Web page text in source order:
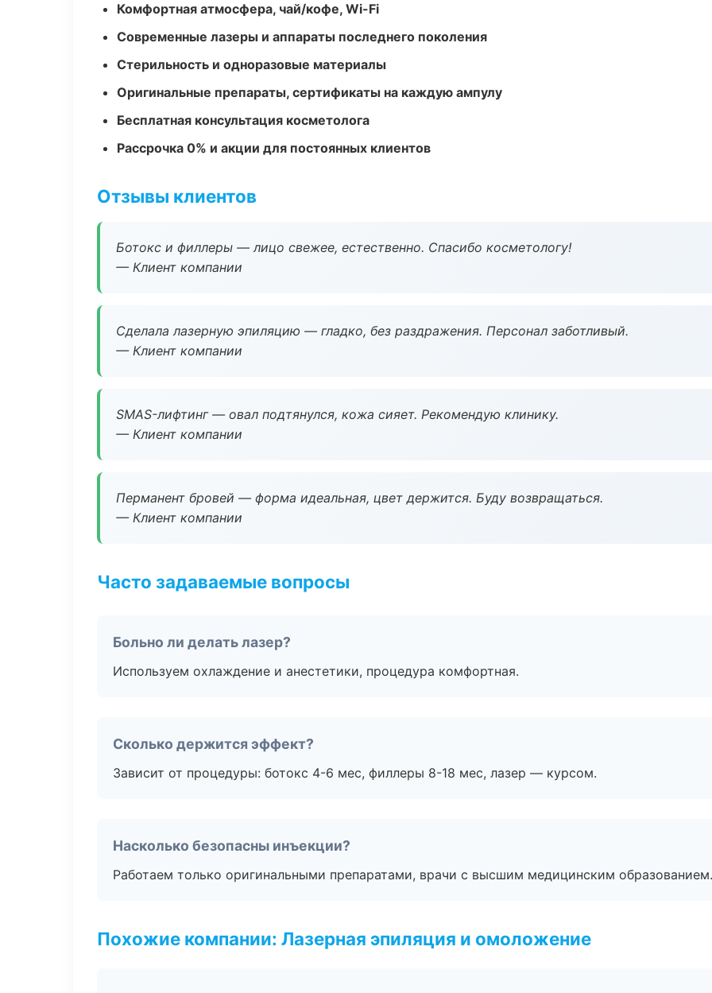
Комфортная атмосфера, чай/кофе, Wi-Fi
Современные лазеры и аппараты последнего поколения
Стерильность и одноразовые материалы
Оригинальные препараты, сертификаты на каждую ампулу
Бесплатная консультация косметолога
Рассрочка 0% и акции для постоянных клиентов
Отзывы клиентов
Ботокс и филлеры — лицо свежее, естественно. Спасибо косметологу!
— Клиент компании
Сделала лазерную эпиляцию — гладко, без раздражения. Персонал заботливый.
— Клиент компании
SMAS-лифтинг — овал подтянулся, кожа сияет. Рекомендую клинику.
— Клиент компании
Перманент бровей — форма идеальная, цвет держится. Буду возвращаться.
— Клиент компании
Часто задаваемые вопросы
Больно ли делать лазер?
Используем охлаждение и анестетики, процедура комфортная.
Сколько держится эффект?
Зависит от процедуры: ботокс 4-6 мес, филлеры 8-18 мес, лазер — курсом.
Насколько безопасны инъекции?
Работаем только оригинальными препаратами, врачи с высшим медицинским образованием.
Похожие компании: Лазерная эпиляция и омоложение